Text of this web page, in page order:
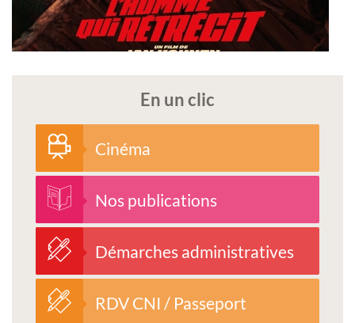
En un clic
Cinéma
Nos publications
Démarches administratives
RDV CNI / Passeport